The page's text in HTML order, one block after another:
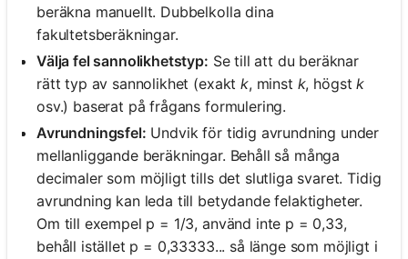
beräkna manuellt. Dubbelkolla dina
fakultetsberäkningar.
Välja fel sannolikhetstyp: Se till att du beräknar
rätt typ av sannolikhet (exaktk, minst k, högstk
osv.) baserat på frågans formulering.
Avrundningsfel: Undvik för tidig avrundning under
mellanliggande beräkningar. Behåll så många
decimaler som möjligt tills det slutliga svaret. Tidig
avrundning kan leda till betydande felaktigheter.
Om till exempel p = 1/3, använd inte p = 0,33,
behåll istället p = 0,33333... så länge som möjligt i